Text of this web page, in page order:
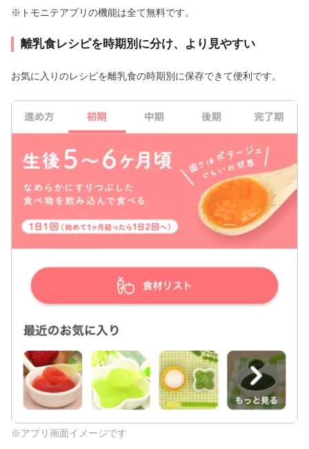
※トモニテアプリの機能は全て無料です。
離乳食レシピを時期別に分け、より見やすい
お気に入りのレシピを離乳食の時期別に保存できて便利です。
※アプリ画面イメージです